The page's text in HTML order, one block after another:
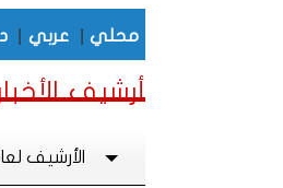
محلي عربي
أرشيف
الأرشيف لعام